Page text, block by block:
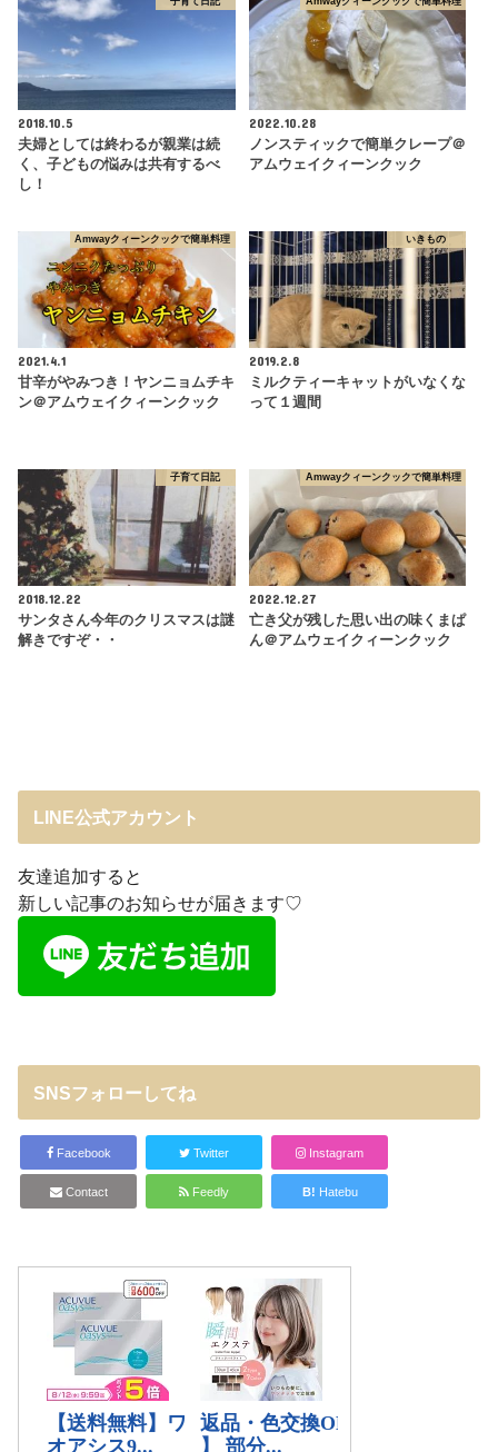
2018.10.5
夫婦としては終わるが親業は続
く、子どもの悩みは共有するべ
し！
2022.10.28
ノンスティックで簡単クレープ＠
アムウェイクィーンクック
Amwayクィーンクックで簡単料理
2021.4.1
甘辛がやみつき！ヤンニョムチキ
ン＠アムウェイクィーンクック
いきもの
2019.2.8
ミルクティーキャットがいなくな
って１週間
子育て日記
2018.12.22
サンタさん今年のクリスマスは謎
解きですぞ・・
Amwayクィーンクックで簡単料理
2022.12.27
亡き父が残した思い出の味くまぱ
ん＠アムウェイクィーンクック
LINE公式アカウント
友達追加すると
新しい記事のお知らせが届きます♡
SNSフォローしてね
Facebook Twitter Instagram
Contact Feedly B! Hatebu